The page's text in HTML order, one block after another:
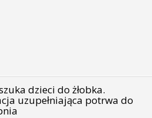
dzieci do żłobka.
uzupełniająca potrwa do